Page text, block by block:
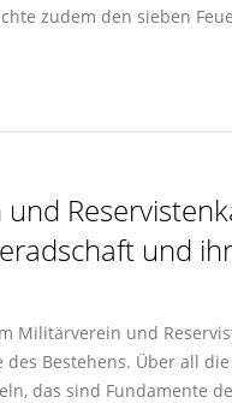
zudem den sieben
und
Militärverein und
Bestehens. Über all
das sind Fundamente